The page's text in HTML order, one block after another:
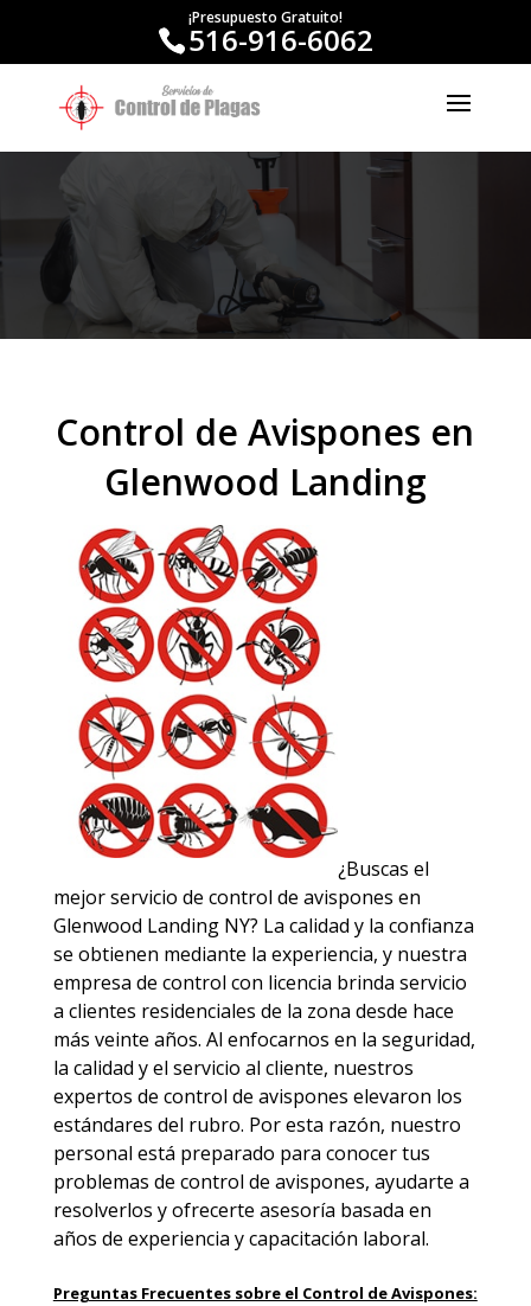
¡Presupuesto Gratuito!
516-916-6062
Control de Avispones en
Glenwood Landing
¿Buscas el
mejor servicio de control de avispones en
Glenwood Landing NY? La calidad y la confianza
se obtienen mediante la experiencia, y nuestra
empresa de control con licencia brinda servicio
a clientes residenciales de la zona desde hace
más veinte años. Al enfocarnos en la seguridad,
la calidad y el servicio al cliente, nuestros
expertos de control de avispones elevaron los
estándares del rubro. Por esta razón, nuestro
personal está preparado para conocer tus
problemas de control de avispones, ayudarte a
resolverlos y ofrecerte asesoría basada en
años de experiencia y capacitación laboral.
Preguntas Frecuentes sobre el Control de Avispones: